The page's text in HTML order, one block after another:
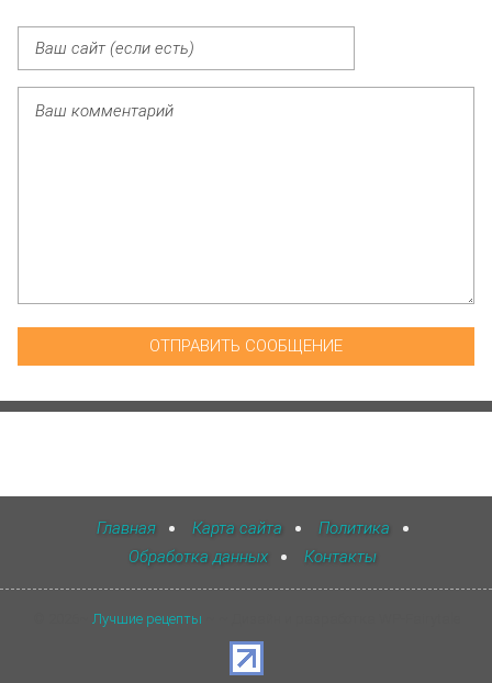
Главная Карта сайта
Политика
Обработка данных
Контакты
Лучшие рецепты